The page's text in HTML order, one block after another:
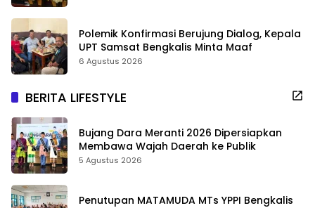
Polemik Konfirmasi Berujung Dialog, Kepala
UPT Samsat Bengkalis Minta Maaf
6 Agustus 2026
BERITA LIFESTYLE
Bujang Dara Meranti 2026 Dipersiapkan
Membawa Wajah Daerah ke Publik
5 Agustus 2026
Penutupan MATAMUDA MTs YPPI Bengkalis